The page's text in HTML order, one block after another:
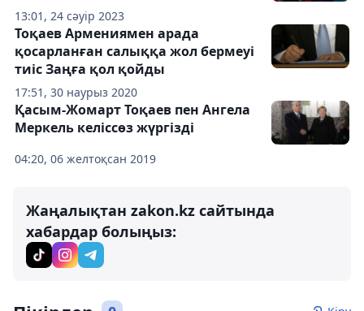
13:01, 24 сәуір 2023
17:51, 30 наурыз 2020
Тоқаев Армениямен арада
қосарланған салыққа жол бермеуі
тиіс Заңға қол қойды
04:20, 06 желтоқсан 2019
Қасым-Жомарт Тоқаев пен Ангела
Меркель келіссөз жүргізді
Жаңалықтан zakon.kz сайтында
хабардар болыңыз: